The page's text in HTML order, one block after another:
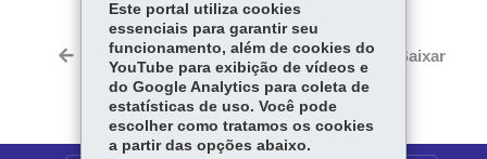
ce
bo
ok
Tw
itt
er
ts
Ap
p
Voltar Início Imprimir Baixar
Este portal utiliza cookies
essenciais para garantir seu
funcionamento, além de cookies do
YouTube para exibição de vídeos e
do Google Analytics para coleta de
estatísticas de uso. Você pode
escolher como tratamos os cookies
a partir das opções abaixo.